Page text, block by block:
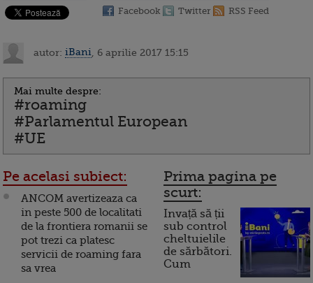
Facebook Twitter RSS Feed
autor: iBani , 6 aprilie 2017 15:15
Mai multe despre:
#roaming
#Parlamentul European
#UE
Pe acelasi subiect:
ANCOM avertizeaza ca
in peste 500 de localitati
de la frontiera romanii se
pot trezi ca platesc
servicii de roaming fara
sa vrea
Prima pagina pe
scurt:
Invață să ții
sub control
cheltuielile
de sărbători.
Cum